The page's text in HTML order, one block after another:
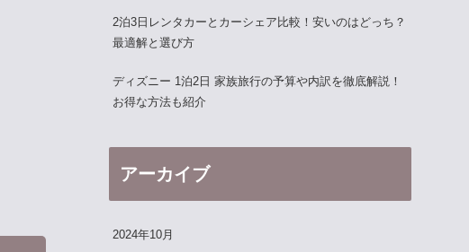
2泊3日レンタカーとカーシェア比較！安いのはどっち？
最適解と選び方
ディズニー 1泊2日 家族旅行の予算や内訳を徹底解説！
お得な方法も紹介
アーカイブ
2024年10月